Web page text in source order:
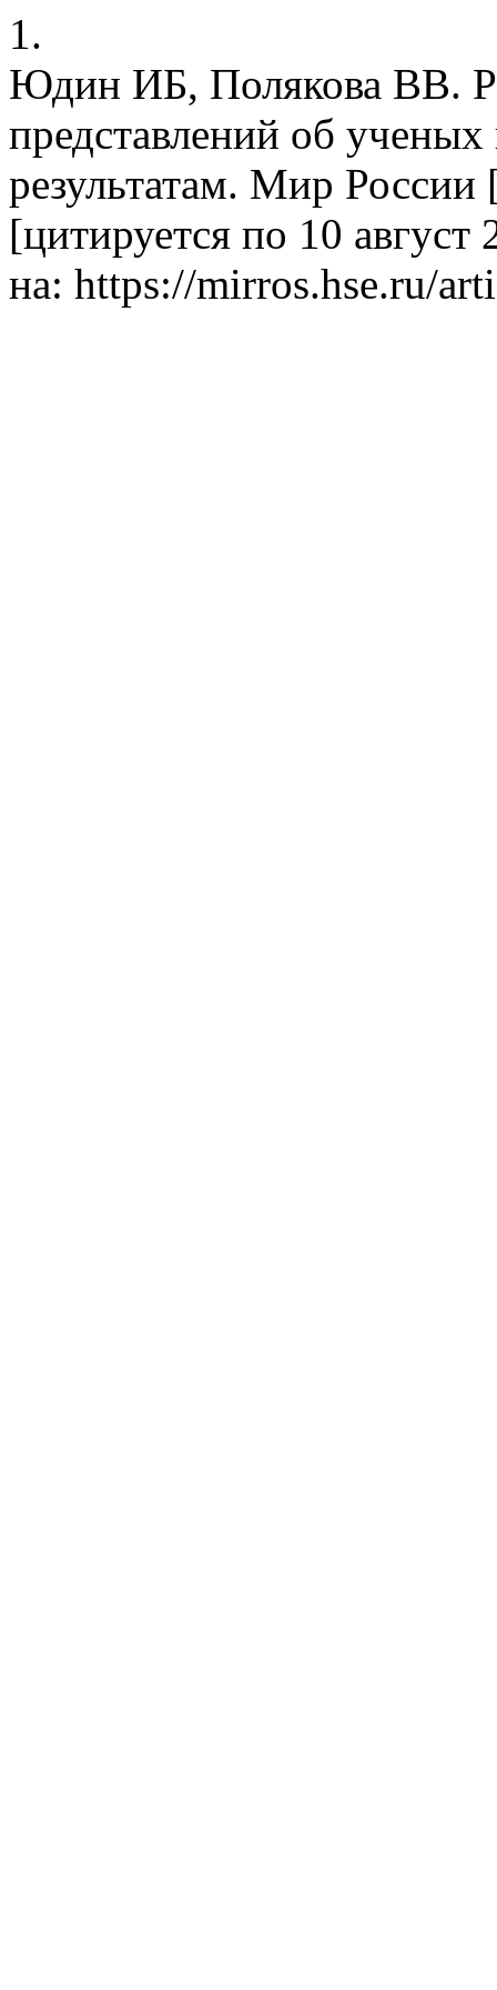
1.
Юдин ИБ, Полякова ВВ.
представлений об
результатам. Мир
[цитируется по 10
на: https://mirros.hse.ru/